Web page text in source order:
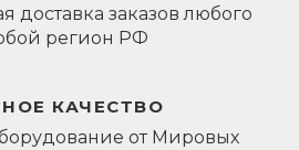
доставка заказов любого
регион РФ
КАЧЕСТВО
от Мировых